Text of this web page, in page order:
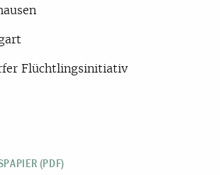
Flüchtlingsinitiativ
(PDF)